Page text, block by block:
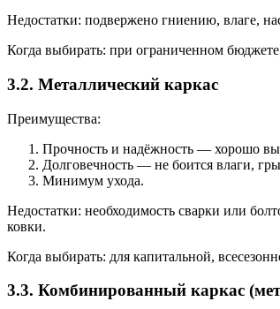
Недостатки: подвержено гниению, влаге,
Когда выбирать: при ограниченном
3.2. Металлический каркас
Преимущества:
Прочность и надёжность — хорошо
Долговечность — не боится влаги,
Минимум ухода.
Недостатки: необходимость сварки или
ковки.
Когда выбирать: для капитальной,
3.3. Комбинированный каркас